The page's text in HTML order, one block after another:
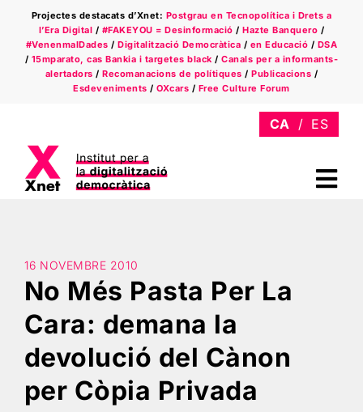
content
Projectes destacats d’Xnet: Postgrau en Tecnopolítica i Drets a
l’Era Digital / #FAKEYOU = Desinformació /Hazte Banquero /
#VenenmalDades /Digitalització Democràtica / en Educació / DSA
/ 15mparato, cas Bankia i targetes black /Canals per a informants-
alertadors /Recomanacions de polítiques /Publicacions /
Esdeveniments /OXcars / Free Culture Forum
Àmbits
Xnet a la premsa
Newsletter
Cercar
16 NOVEMBRE 2010
No Més Pasta Per La
Cara: demana la
devolució del Cànon
per Còpia Privada